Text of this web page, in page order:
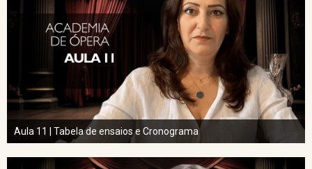
Aula 11 | Tabela de ensaios e Cronograma